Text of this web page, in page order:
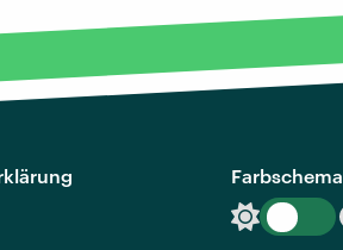
Farbschema